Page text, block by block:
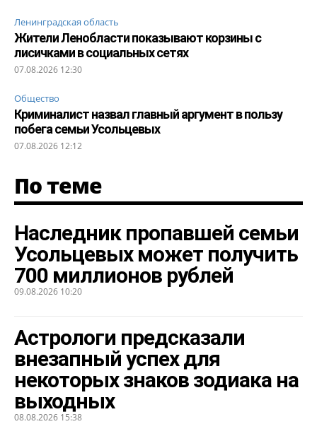
Ленинградская область
Жители Ленобласти показывают корзины с
лисичками в социальных сетях
07.08.2026 12:30
Общество
Криминалист назвал главный аргумент в пользу
побега семьи Усольцевых
07.08.2026 12:12
По теме
Наследник пропавшей семьи
Усольцевых может получить
700 миллионов рублей
09.08.2026 10:20
Астрологи предсказали
внезапный успех для
некоторых знаков зодиака на
выходных
08.08.2026 15:38